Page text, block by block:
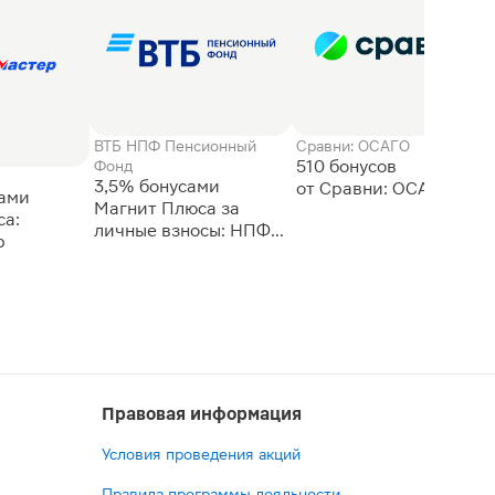
ВТБ НПФ Пенсионный
Фонд
3,5% бонусами
Магнит Плюса за
личные взносы: НПФ
Сравни: ОСАГО
510 бонусов
Правовая информация
Условия проведения акций